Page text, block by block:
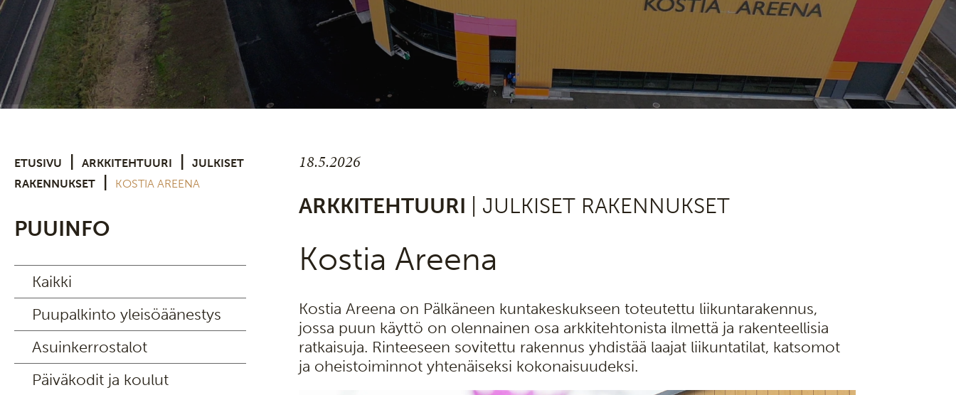
ETUSIVU ARKKITEHTUURI
JULKISET
RAKENNUKSET
KOSTIA AREENA
PUUINFO
Kaikki
Puupalkinto yleisöäänestys
Asuinkerrostalot
Päiväkodit ja koulut
18.5.2026
ARKKITEHTUURI | JULKISET RAKENNUKSET
Kostia Areena
Kostia Areena on Pälkäneen kuntakeskukseen toteutettu liikuntarakennus,
jossa puun käyttö on olennainen osa arkkitehtonista ilmettä ja rakenteellisia
ratkaisuja. Rinteeseen sovitettu rakennus yhdistää laajat liikuntatilat, katsomot
ja oheistoiminnot yhtenäiseksi kokonaisuudeksi.